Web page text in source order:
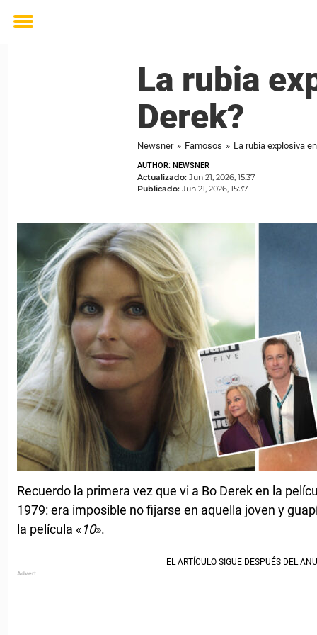
Toggle
La rubia
Derek?
Newsner » Famosos » La rubia explosiva
AUTHOR: NEWSNER
Actualizado: Jun 21, 2026, 15:37
Publicado: Jun 21, 2026, 15:37
Recuerdo la primera vez que vi a Bo Derek en la
1979: era imposible no fijarse en aquella joven y
la película «10».